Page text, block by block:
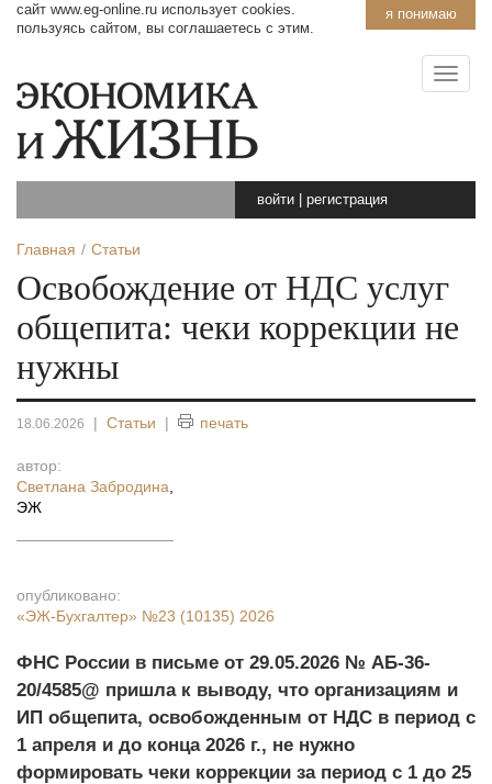
я понимаю
сайт www.eg-online.ru использует cookies.
пользуясь сайтом, вы соглашаетесь с этим.
войти регистрация
Главная Статьи
Освобождение от НДС услуг
общепита: чеки коррекции не
нужны
18.06.2026 | Статьи | печать
автор:
Светлана Забродина
ЭЖ
опубликовано:
«ЭЖ-Бухгалтер» №23 (10135) 2026
ФНС России в письме от 29.05.2026 № АБ-36-
20/4585@ пришла к выводу, что организациям и
ИП общепита, освобожденным от НДС в период с
1 апреля и до конца 2026 г., не нужно
формировать чеки коррекции за период с 1 до 25